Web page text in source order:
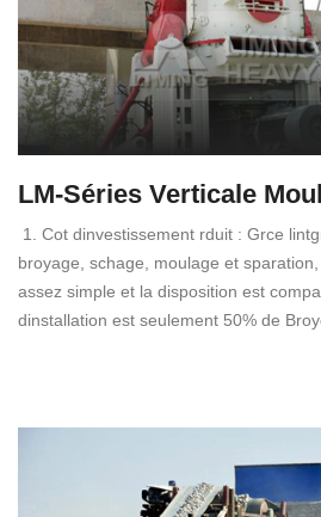
LM-Séries Verticale
1. Cot dinvestissement rduit : Grce
broyage, schage, moulage et
assez simple et la disposition est
dinstallation est seulement 50% de